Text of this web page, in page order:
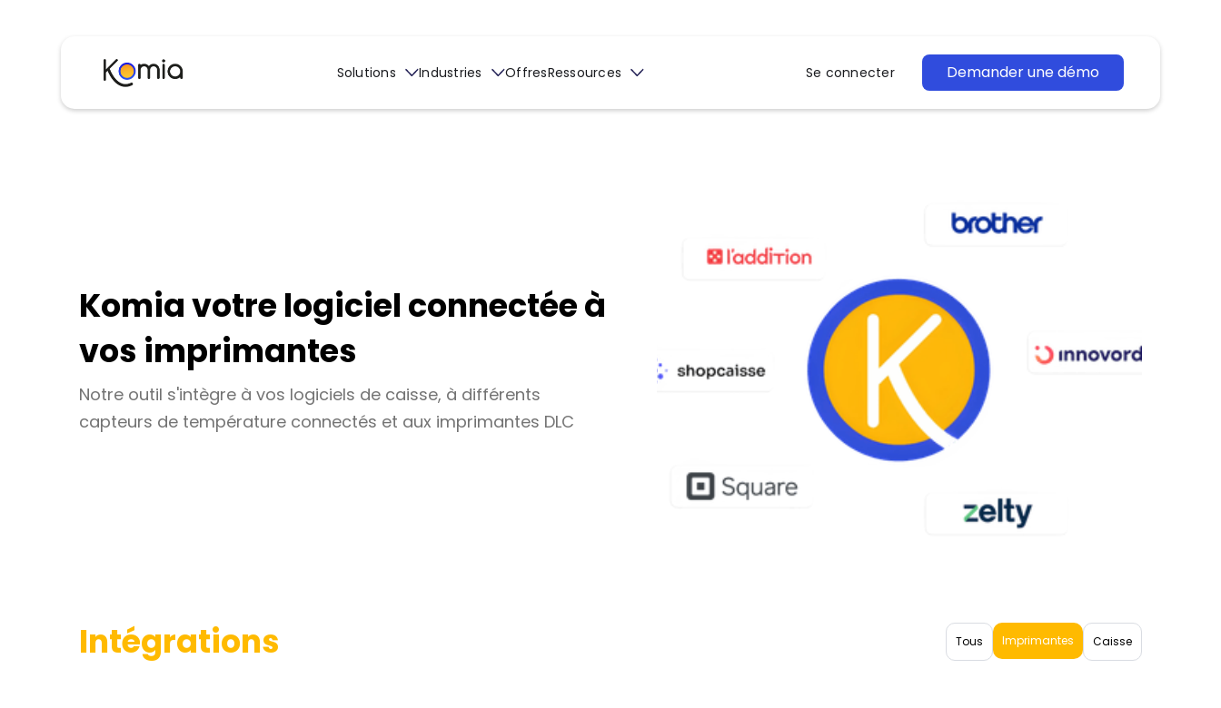
Solutions Industries OffresRessources Se connecter Demander une démo
Komia votre logiciel connectée à
vos imprimantes
Notre outil s'intègre à vos logiciels de caisse, à différents
capteurs de température connectés et aux imprimantes DLC
Intégrations Tous Imprimantes Caisse